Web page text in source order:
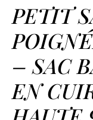
PETIT
– SAC
EN